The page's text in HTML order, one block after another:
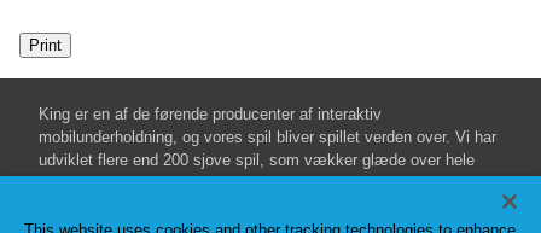
Print
King er en af de førende producenter af interaktiv
mobilunderholdning, og vores spil bliver spillet verden over. Vi har
udviklet flere end 200 sjove spil, som vækker glæde over hele
Cookies
Sælg eller del ikke mine personlige oplysninger